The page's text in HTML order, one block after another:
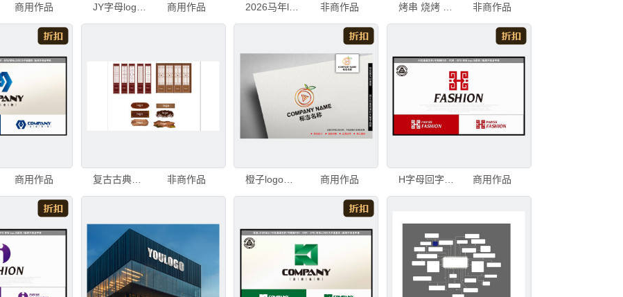
商用作品 JY字母logo飞鸟logo 商用作品 2026马年logo字体标志 非商作品 烤串 烧烤 炸串logo 非商作品
商用作品 复古古典门和logo牌匾展示 非商作品 橙子logo传媒logo 商用作品 H字母回字纹logo服饰logo 商用作品